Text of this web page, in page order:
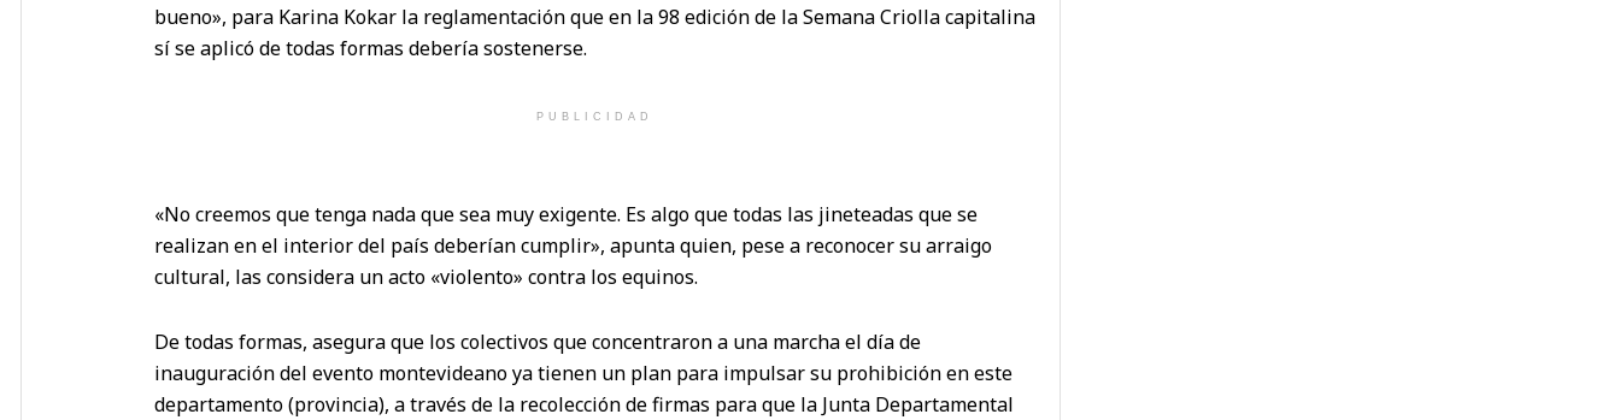
bueno», para Karina Kokar la reglamentación que en la 98 edición de la Semana Criolla capitalina
sí se aplicó de todas formas debería sostenerse.
PUBLICIDAD
«No creemos que tenga nada que sea muy exigente. Es algo que todas las jineteadas que se
realizan en el interior del país deberían cumplir», apunta quien, pese a reconocer su arraigo
cultural, las considera un acto «violento» contra los equinos.
De todas formas, asegura que los colectivos que concentraron a una marcha el día de
inauguración del evento montevideano ya tienen un plan para impulsar su prohibición en este
departamento (provincia), a través de la recolección de firmas para que la Junta Departamental